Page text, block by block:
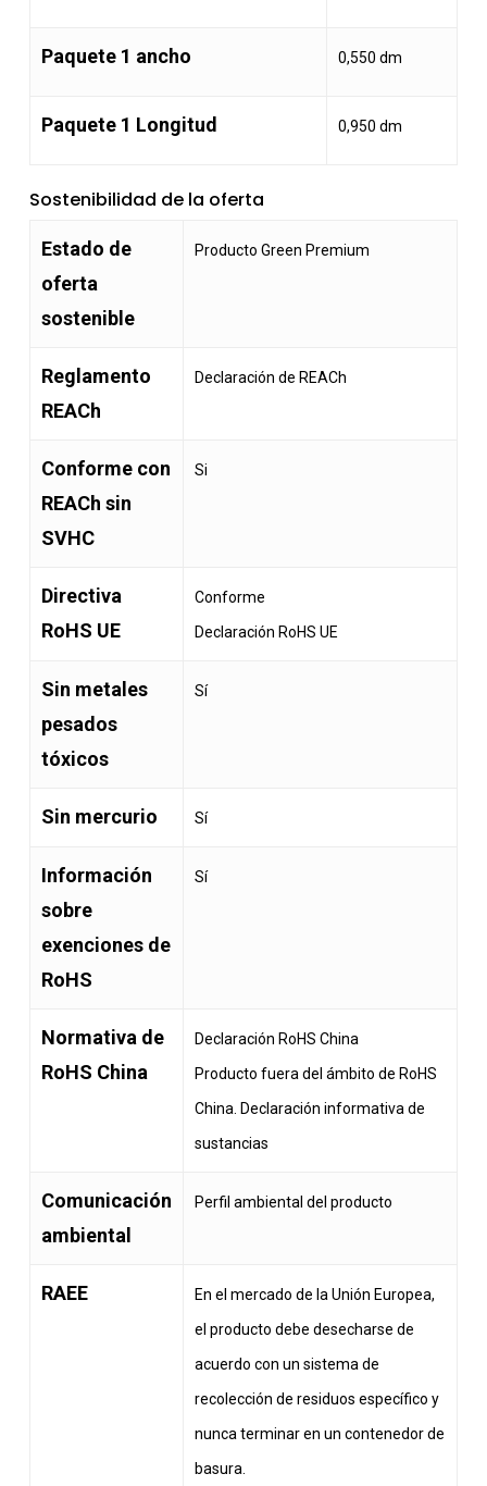
Paquete 1 ancho 0,550 dm
Paquete 1 Longitud 0,950 dm
Sostenibilidad de la oferta
Estado de
oferta
sostenible
Producto Green Premium
Reglamento
REACh
Declaración de REACh
Conforme con
REACh sin
SVHC
Si
Directiva
RoHS UE
Conforme
Declaración RoHS UE
Sin metales
pesados
tóxicos
Sí
Sin mercurio Sí
Información
sobre
exenciones de
RoHS
Sí
Normativa de
RoHS China
Declaración RoHS China
Producto fuera del ámbito de RoHS
China. Declaración informativa de
sustancias
Comunicación
ambiental
Perfil ambiental del producto
RAEE
En el mercado de la Unión Europea,
el producto debe desecharse de
acuerdo con un sistema de
recolección de residuos específico y
nunca terminar en un contenedor de
basura.